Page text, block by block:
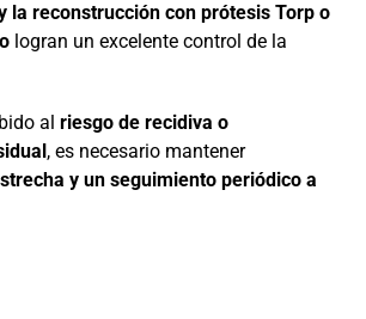
la reconstrucción con prótesis Torp o
logran un excelente control de la
al riesgo de recidiva o
, es necesario mantener
y un seguimiento periódico a